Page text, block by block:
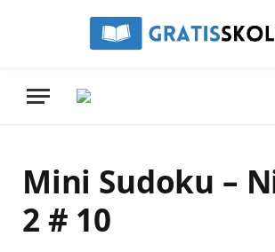
Mini Sudoku –
2 # 10